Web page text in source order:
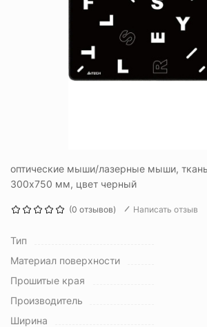
оптические мыши/лазерные мыши,
300x750 мм, цвет черный
(0 отзывов) Написать отзыв
Тип
Материал поверхности
Прошитые края
Производитель
Ширина